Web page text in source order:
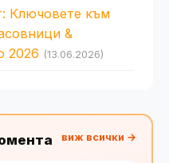
Ключовете към
&
2026 (13.06.2026)
виж всички →